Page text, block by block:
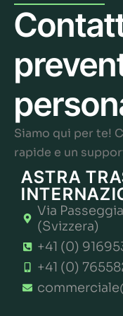
Siamo qui per te!
rapide e un
ASTRA
Via
(Svizzera)
+41 (0)
+41 (0)